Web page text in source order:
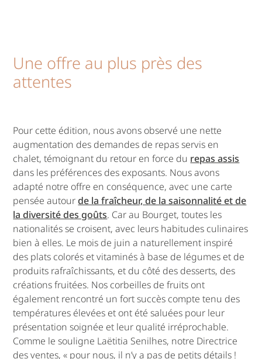
Une offre au plus près des
attentes
Pour cette édition, nous avons observé une nette
augmentation des demandes de repas servis en
chalet, témoignant du retour en force du repas assis
dans les préférences des exposants. Nous avons
adapté notre offre en conséquence, avec une carte
pensée autourde la fraîcheur, de la saisonnalité et de
la diversité des goûts. Car au Bourget, toutes les
nationalités se croisent, avec leurs habitudes culinaires
bien à elles. Le mois de juin a naturellement inspiré
des plats colorés et vitaminés à base de légumes et de
produits rafraîchissants, et du côté des desserts, des
créations fruitées. Nos corbeilles de fruits ont
également rencontré un fort succès compte tenu des
températures élevées et ont été saluées pour leur
présentation soignée et leur qualité irréprochable.
Comme le souligne Laëtitia Senilhes, notre Directrice
des ventes, « pour nous, il n’y a pas de petits détails !